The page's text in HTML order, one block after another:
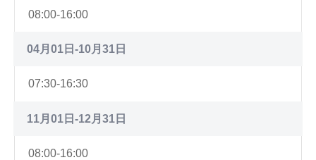
08:00-16:00
04月01日-10月31日
07:30-16:30
11月01日-12月31日
08:00-16:00